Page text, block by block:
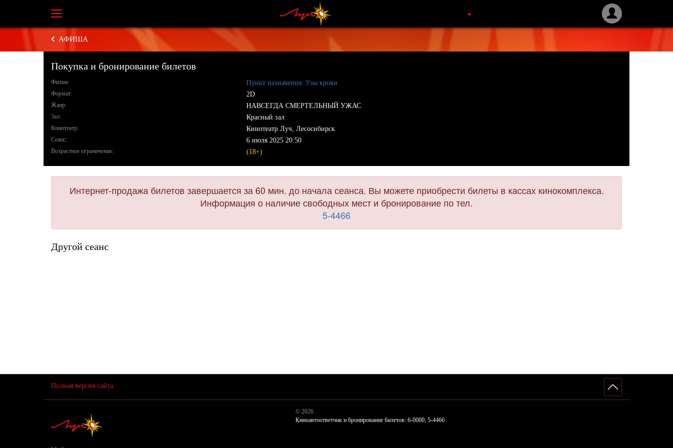
АФИША
Покупка и бронирование билетов
Фильм:
Формат:
Жанр:
Зал:
Кинотеатр:
Сеанс:
Возрастное ограничение:
Пункт назначения: Узы крови
2D
НАВСЕГДА СМЕРТЕЛЬНЫЙ УЖАС
Красный зал
Кинотеатр Луч, Лесосибирск
6 июля 2025 20:50
(18+)
Интернет-продажа билетов завершается за 60 мин. до начала сеанса. Вы можете приобрести билеты в кассах кинокомплекса.
Информация о наличие свободных мест и бронирование по тел.
5-4466
Другой сеанс
Полная версия сайта
© 2026 .
Киноавтоответчик и бронирование билетов: 6-0000, 5-4466